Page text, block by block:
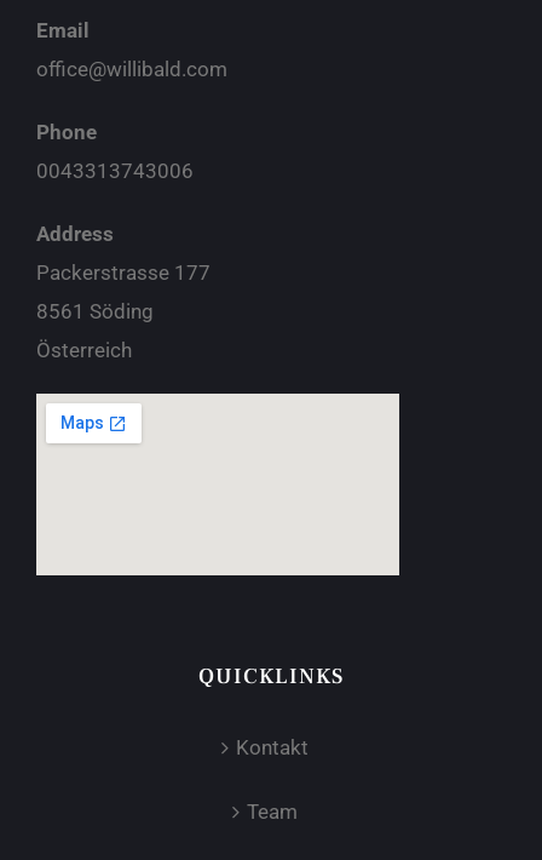
Email
office@willibald.com
Phone
0043313743006
Address
Packerstrasse 177
8561 Söding
Österreich
QUICKLINKS
Kontakt
Team